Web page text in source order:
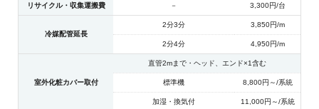
リサイクル・収集運搬費 － 3,300円/台
冷媒配管延長
2分3分 3,850円/m
2分4分 4,950円/m
室外化粧カバー取付
直管2mまで・ヘッド、エンド×1含む
標準機 8,800円～/系統
加湿・換気付 11,000円～/系統